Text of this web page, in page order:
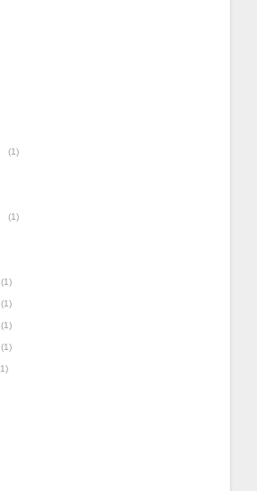
1
1
1
1
1
1
1